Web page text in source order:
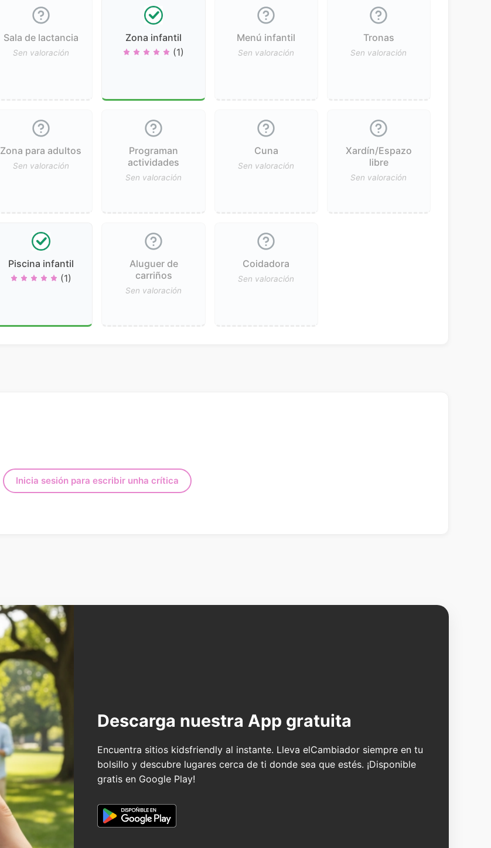
Sala de lactancia
Sen valoración
Zona infantil
(1)
Menú infantil
Sen valoración
Tronas
Sen valoración
Zona para adultos
Sen valoración
Programan
actividades
Sen valoración
Cuna
Sen valoración
Xardín/Espazo
libre
Sen valoración
Piscina infantil
(1)
Aluguer de
carriños
Sen valoración
Coidadora
Sen valoración
Inicia sesión para escribir unha crítica
Descarga nuestra App gratuita
Encuentra sitios kidsfriendly al instante. Lleva elCambiador siempre en tu
bolsillo y descubre lugares cerca de ti donde sea que estés. ¡Disponible
gratis en Google Play!